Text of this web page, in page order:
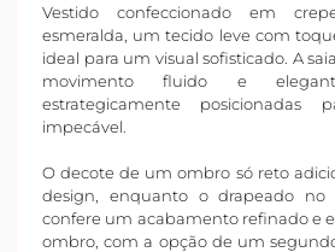
Vestido confeccionado em
esmeralda, um tecido leve com
ideal para um visual sofisticado. A
movimento fluido e
estrategicamente posicionadas
impecável.
O decote de um ombro só reto
design, enquanto o drapeado no
confere um acabamento refinado e
ombro, com a opção de um